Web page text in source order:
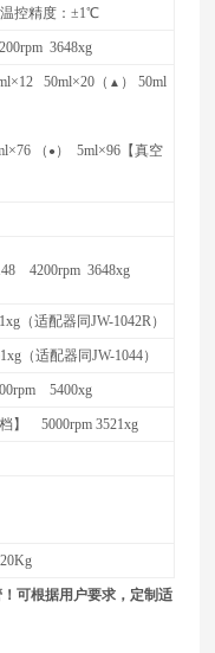
控精度：±1℃
3648xg
50ml×20（ ▲ ） 50ml
（ ● ） 5ml×96【真空
4200rpm 3648xg
（适配器同JW-1042R）
（适配器同JW-1044）
5400xg
】 5000rpm 3521xg
！可根据用户要求，定制适